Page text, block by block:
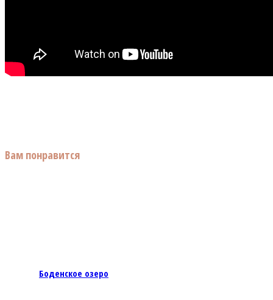
Вам понравится
Боденское озеро